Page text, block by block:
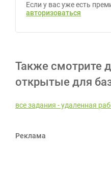
Если у вас уже есть
авторизоваться
Также смотрите
открытые для
все задания - удаленная
Реклама